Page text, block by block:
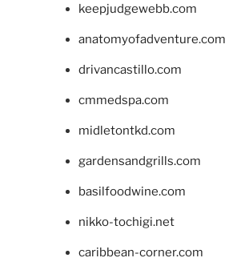
keepjudgewebb.com
anatomyofadventure.com
drivancastillo.com
cmmedspa.com
midletontkd.com
gardensandgrills.com
basilfoodwine.com
nikko-tochigi.net
caribbean-corner.com